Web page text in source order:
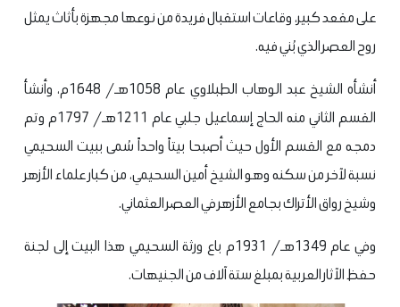
على مقعد كبير، وقاعات استقبال فريدة من نوعها مجهزة بأثاث يمثل
روح العصر الذي بُني فيه.
أنشأه الشيخ عبد الوهاب الطبلاوي عام 1058هـ/ 1648م، وأنشأ
القسم الثاني منه الحاج إسماعيل جلبي عام 1211هـ/ 1797م وتم
دمجه مع القسم الأول حيث أصبحا بيتاً واحداً سُمى ببيت السحيمي
نسبة لآخر من سكنه وهو الشيخ أمين السحيمي، من كبار علماء الأزهر
وشيخ رواق الأتراك بجامع الأزهر في العصر العثماني.
وفي عام 1349هـ/ 1931م باع ورثة السحيمي هذا البيت إلى لجنة
حفظ الآثار العربية بمبلغ ستة آلاف من الجنيهات.